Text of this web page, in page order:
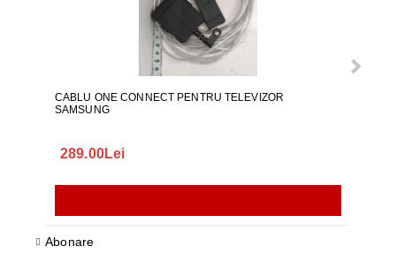
CABLU ONE CONNECT PENTRU TELEVIZOR
SAMSUNG
289.00Lei
Abonare